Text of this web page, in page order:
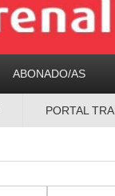
ABONADO/AS
PORTAL